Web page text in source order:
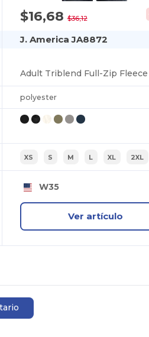
$16,68$36,12
J. America JA8872
polyester
XS S M L XL 2XL
W35
Ver artículo